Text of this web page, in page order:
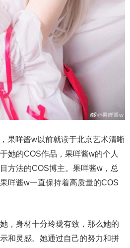
果咩酱w以前就读于北京艺术清晰
她的COS作品，果咩酱w的个人
方法的COS博主。果咩酱w，总
咩酱w一直保持着高质量的COS
，身材十分玲珑有致，那么她的
和灵感。她通过自己的努力和拼